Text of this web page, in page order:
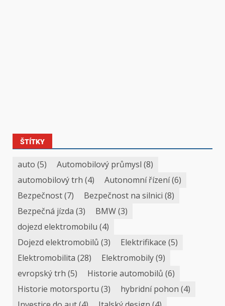
ŠTÍTKY
auto (5) Automobilový průmysl (8)
automobilový trh (4) Autonomní řízení(6)
Bezpečnost(7) Bezpečnost na silnici (8)
Bezpečná jízda (3) BMW(3)
dojezd elektromobilu (4)
Dojezd elektromobilů (3) Elektrifikace (5)
Elektromobilita (28) Elektromobily(9)
evropský trh (5) Historie automobilů (6)
Historie motorsportu (3) hybridní pohon (4)